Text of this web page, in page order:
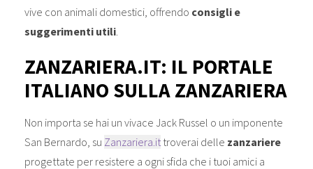
vive con animali domestici, offrendo consigli e
suggerimenti utili.
ZANZARIERA.IT: IL PORTALE
ITALIANO SULLA ZANZARIERA
Non importa se hai un vivace Jack Russel o un imponente
San Bernardo, su Zanzariera.ittroverai delle zanzariere
progettate per resistere a ogni sfida che i tuoi amici a